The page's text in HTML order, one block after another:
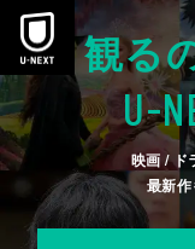
本文へスキップ
観る
U-
映画 / ド
最新